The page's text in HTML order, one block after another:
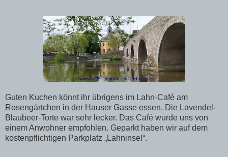
Guten Kuchen könnt ihr übrigens im Lahn-Café am
Rosengärtchen in der Hauser Gasse essen. Die Lavendel-
Blaubeer-Torte war sehr lecker. Das Café wurde uns von
einem Anwohner empfohlen. Geparkt haben wir auf dem
kostenpflichtigen Parkplatz „Lahninsel“.